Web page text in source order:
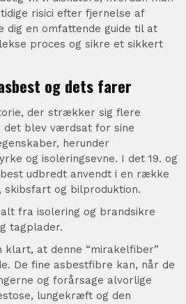
risici efter fjernelse af
dig en omfattende guide til at
proces og sikre et sikkert
og dets farer
der strækker sig flere
det blev værdsat for sine
herunder
og isoleringsevne. I det 19. og
udbredt anvendt i en række
skibsfart og bilproduktion.
fra isolering og brandsikre
tagplader.
klart, at denne “mirakelfiber”
De fine asbestfibre kan, når de
og forårsage alvorlige
lungekræft og den